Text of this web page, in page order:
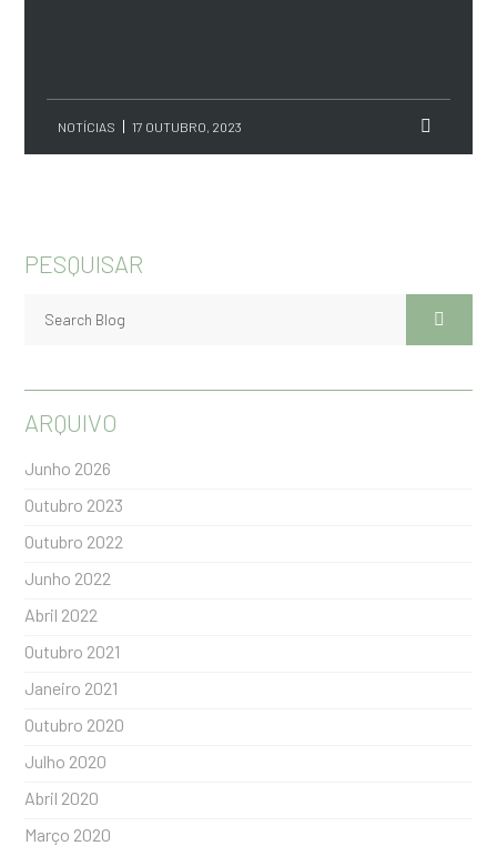
NOTÍCIAS 17 OUTUBRO, 2023
PESQUISAR
ARQUIVO
Junho 2026
Outubro 2023
Outubro 2022
Junho 2022
Abril 2022
Outubro 2021
Janeiro 2021
Outubro 2020
Julho 2020
Abril 2020
Março 2020